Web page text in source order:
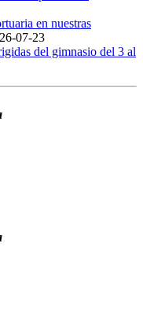
en nuestras
07-23
del gimnasio del 3 al